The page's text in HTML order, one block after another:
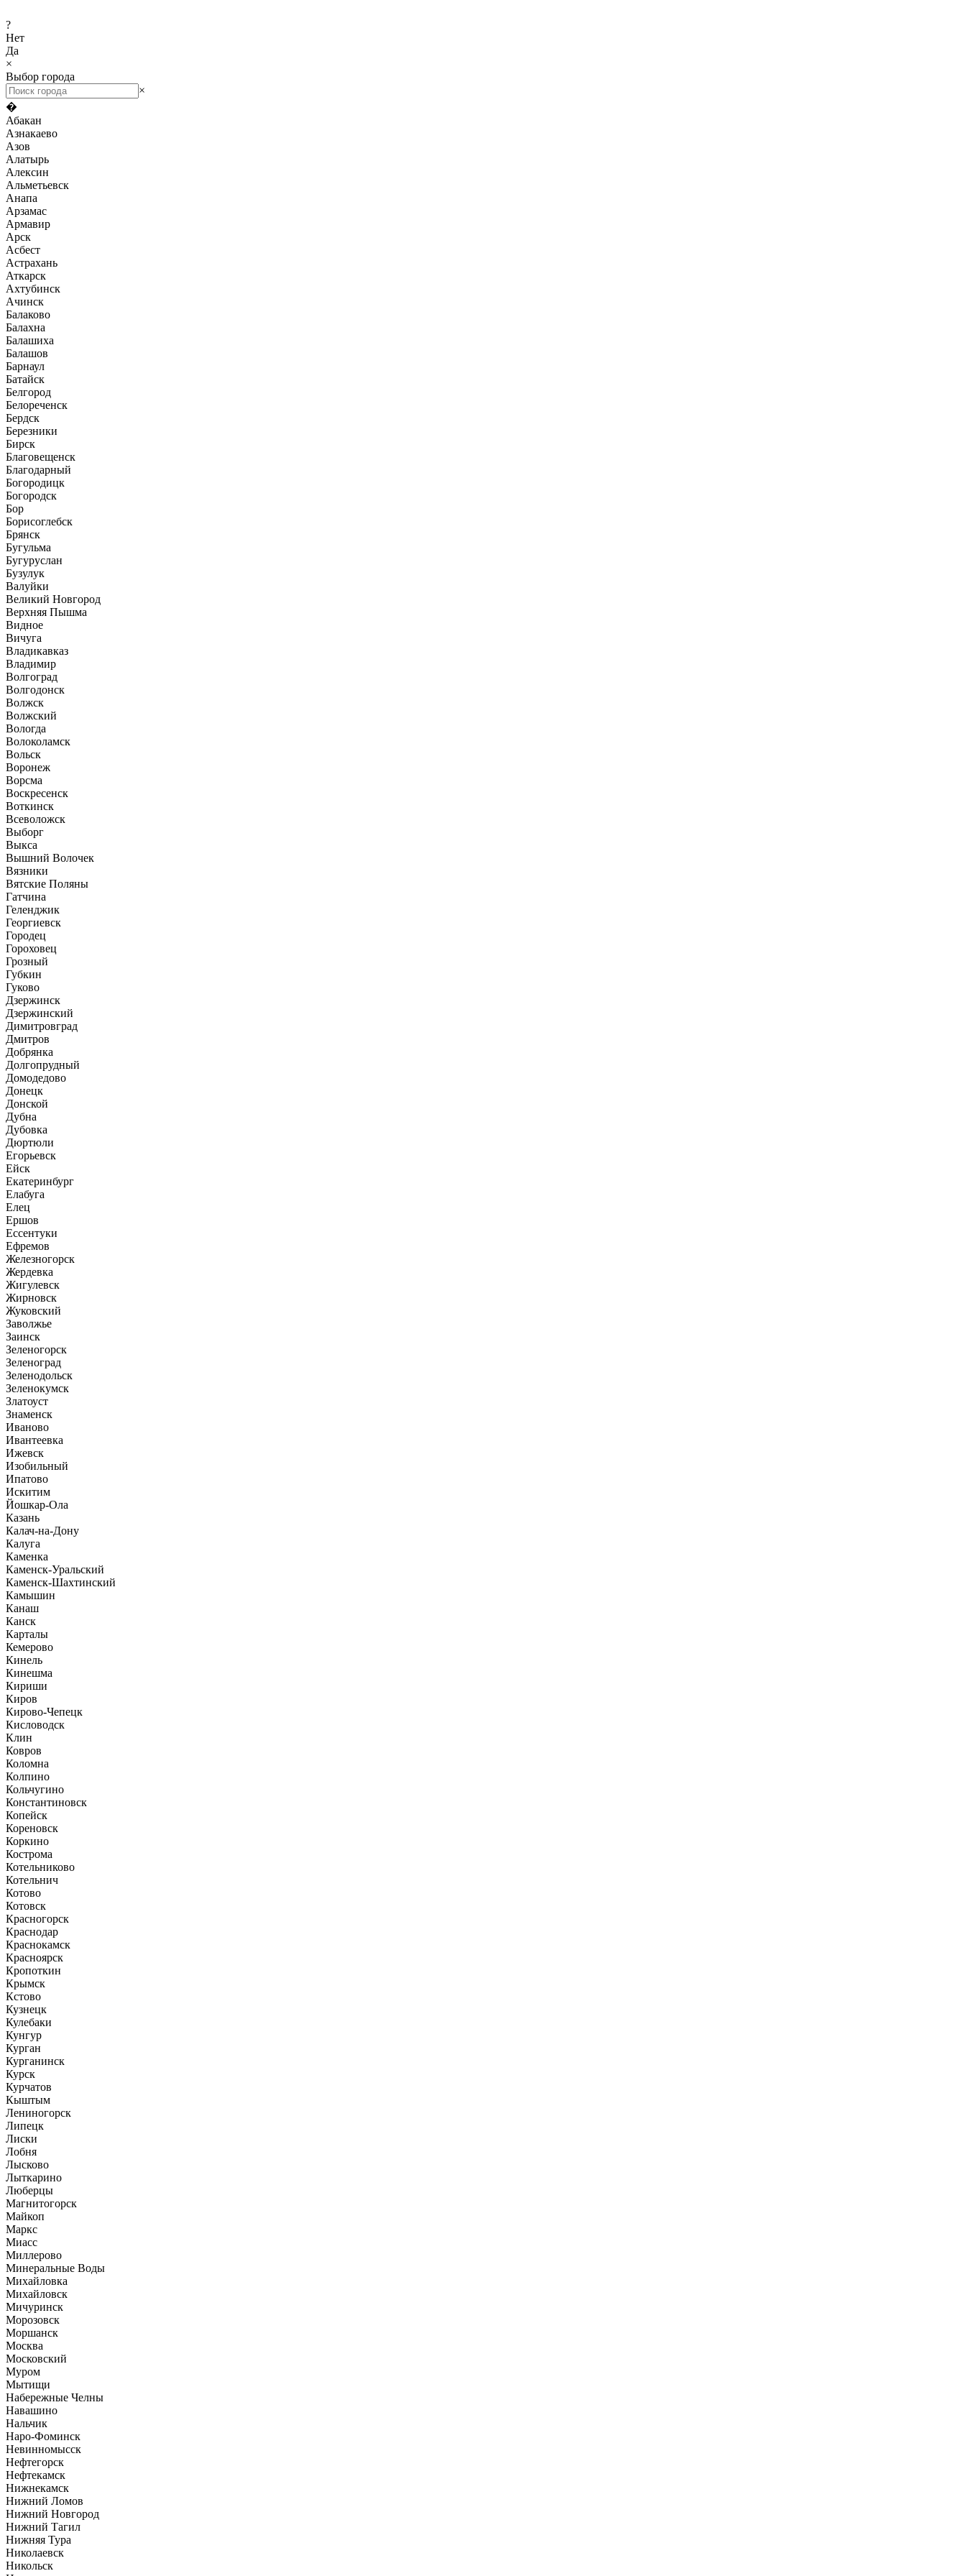
?
Нет
Да
×
Выбор города
×
�
Абакан
Азнакаево
Азов
Алатырь
Алексин
Альметьевск
Анапа
Арзамас
Армавир
Арск
Асбест
Астрахань
Аткарск
Ахтубинск
Ачинск
Балаково
Балахна
Балашиха
Балашов
Барнаул
Батайск
Белгород
Белореченск
Бердск
Березники
Бирск
Благовещенск
Благодарный
Богородицк
Богородск
Бор
Борисоглебск
Брянск
Бугульма
Бугуруслан
Бузулук
Валуйки
Великий Новгород
Верхняя Пышма
Видное
Вичуга
Владикавказ
Владимир
Волгоград
Волгодонск
Волжск
Волжский
Вологда
Волоколамск
Вольск
Воронеж
Ворсма
Воскресенск
Воткинск
Всеволожск
Выборг
Выкса
Вышний Волочек
Вязники
Вятские Поляны
Гатчина
Геленджик
Георгиевск
Городец
Гороховец
Грозный
Губкин
Гуково
Дзержинск
Дзержинский
Димитровград
Дмитров
Добрянка
Долгопрудный
Домодедово
Донецк
Донской
Дубна
Дубовка
Дюртюли
Егорьевск
Ейск
Екатеринбург
Елабуга
Елец
Ершов
Ессентуки
Ефремов
Железногорск
Жердевка
Жигулевск
Жирновск
Жуковский
Заволжье
Заинск
Зеленогорск
Зеленоград
Зеленодольск
Зеленокумск
Златоуст
Знаменск
Иваново
Ивантеевка
Ижевск
Изобильный
Ипатово
Искитим
Йошкар-Ола
Казань
Калач-на-Дону
Калуга
Каменка
Каменск-Уральский
Каменск-Шахтинский
Камышин
Канаш
Канск
Карталы
Кемерово
Кинель
Кинешма
Кириши
Киров
Кирово-Чепецк
Кисловодск
Клин
Ковров
Коломна
Колпино
Кольчугино
Константиновск
Копейск
Кореновск
Коркино
Кострома
Котельниково
Котельнич
Котово
Котовск
Красногорск
Краснодар
Краснокамск
Красноярск
Кропоткин
Крымск
Кстово
Кузнецк
Кулебаки
Кунгур
Курган
Курганинск
Курск
Курчатов
Кыштым
Лениногорск
Липецк
Лиски
Лобня
Лысково
Лыткарино
Люберцы
Магнитогорск
Майкоп
Маркс
Миасс
Миллерово
Минеральные Воды
Михайловка
Михайловск
Мичуринск
Морозовск
Моршанск
Москва
Московский
Муром
Мытищи
Набережные Челны
Навашино
Нальчик
Наро-Фоминск
Невинномысск
Нефтегорск
Нефтекамск
Нижнекамск
Нижний Ломов
Нижний Новгород
Нижний Тагил
Нижняя Тура
Николаевск
Никольск